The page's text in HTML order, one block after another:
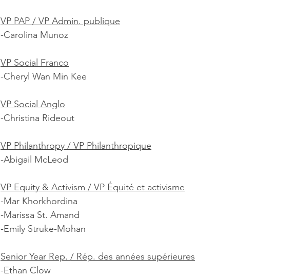
VP PAP / VP Admin. publique
-Carolina Munoz
VP Social Franco
-Cheryl Wan Min Kee
VP Social Anglo
-Christina Rideout
VP Philanthropy / VP Philanthropique
-Abigail McLeod
VP Equity & Activism / VP Équité et activisme
-Mar Khorkhordina
-Marissa St. Amand
-Emily Struke-Mohan
Senior Year Rep. / Rép. des années supérieures
-Ethan Clow